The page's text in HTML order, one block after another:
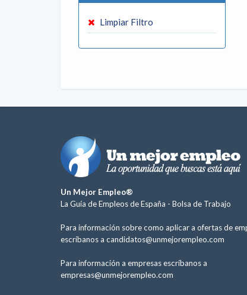
Limpiar Filtro
Un Mejor Empleo®
La Guía de Empleos de España - Bolsa de Trabajo
Para información sobre como aplicar a ofertas de
escríbanos a candidatos@unmejorempleo.com
Para información a empresas escríbanos a
empresas@unmejorempleo.com